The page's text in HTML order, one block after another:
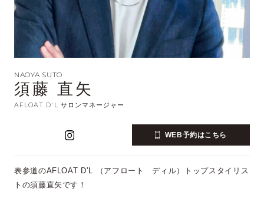
NAOYA SUTO
須藤 直矢
AFLOAT D'L サロンマネージャー
WEB予約はこちら
表参道のAFLOAT D’L （アフロート ディル）トップスタイリス
トの須藤直矢です！